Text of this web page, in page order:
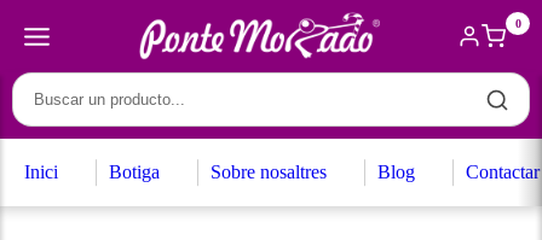
0
Inici Botiga Sobre nosaltres Blog Contactar